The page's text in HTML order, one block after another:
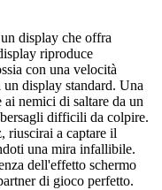
display che offra
riproduce
con una velocità
display standard. Una
nemici di saltare da un
difficili da colpire.
riuscirai a captare il
una mira infallibile.
dell'effetto schermo
di gioco perfetto.